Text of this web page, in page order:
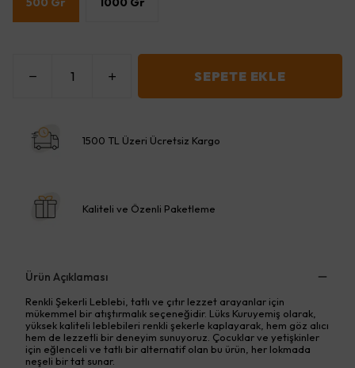
SEPETE EKLE
1500 TL Üzeri Ücretsiz Kargo
Kaliteli ve Özenli Paketleme
Ürün Açıklaması
Renkli Şekerli Leblebi, tatlı ve çıtır lezzet arayanlar için
mükemmel bir atıştırmalık seçeneğidir. Lüks Kuruyemiş olarak,
yüksek kaliteli leblebileri renkli şekerle kaplayarak, hem göz alıcı
hem de lezzetli bir deneyim sunuyoruz. Çocuklar ve yetişkinler
için eğlenceli ve tatlı bir alternatif olan bu ürün, her lokmada
neşeli bir tat sunar.